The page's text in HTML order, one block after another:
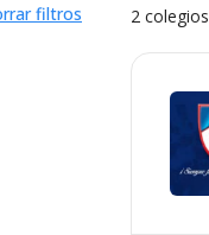
filtros 2 colegios